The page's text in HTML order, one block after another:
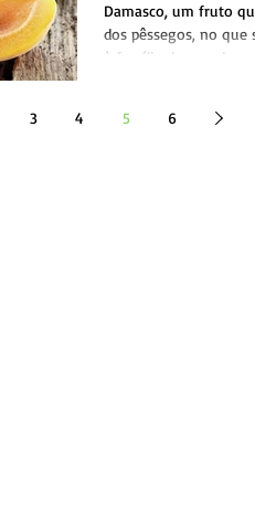
Damasco, um fruto
dos pêssegos, no que
à família das
3 4 5 6